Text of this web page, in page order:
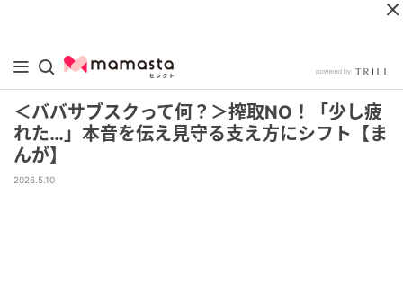
＜ババサブスクって何？＞搾取NO！「少し疲
れた…」本音を伝え見守る支え方にシフト【ま
んが】
2026.5.10